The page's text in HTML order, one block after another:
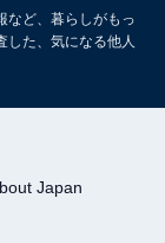
ーに横取りされ
ザーに販売でき
など、暮らしがもっ
した、気になる他人
Japan